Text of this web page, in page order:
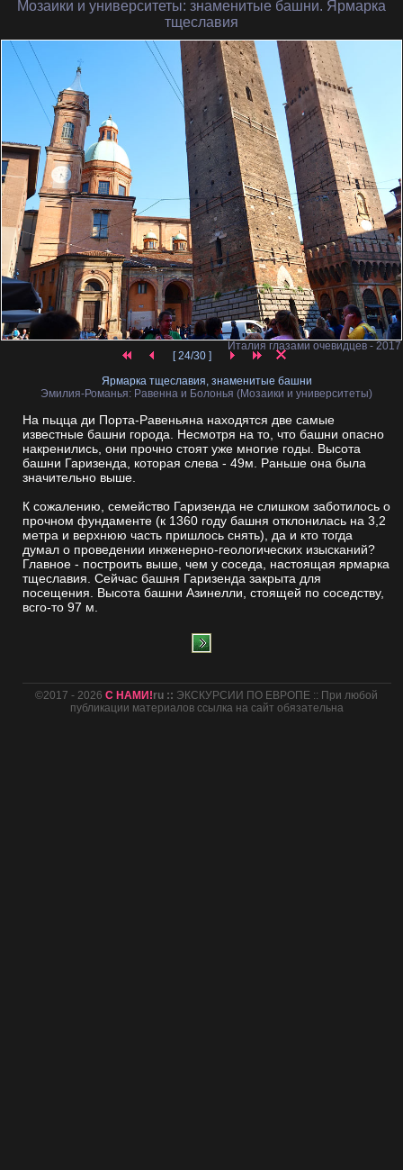
Мозаики и университеты: знаменитые башни. Ярмарка
тщеславия
Италия глазами очевидцев - 2017
[ 24/30 ]
Ярмарка тщеславия, знаменитые башни
Эмилия-Романья: Равенна и Болонья (Мозаики и университеты)
На пьцца ди Порта-Равеньяна находятся две самые
известные башни города. Несмотря на то, что башни опасно
накренились, они прочно стоят уже многие годы. Высота
башни Гаризенда, которая слева - 49м. Раньше она была
значительно выше.
К сожалению, семейство Гаризенда не слишком заботилось о
прочном фундаменте (к 1360 году башня отклонилась на 3,2
метра и верхнюю часть пришлось снять), да и кто тогда
думал о проведении инженерно-геологических изысканий?
Главное - построить выше, чем у соседа, настоящая ярмарка
тщеславия. Сейчас башня Гаризенда закрыта для
посещения. Высота башни Азинелли, стоящей по соседству,
всго-то 97 м.
©2017 - 2026С НАМИ!ru :: ЭКСКУРСИИ ПО ЕВРОПЕ :: При любой
публикации материалов ссылка на сайт обязательна